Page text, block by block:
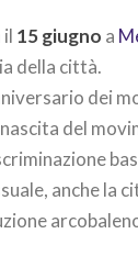
il 15 giugno a
della città.
dei
del
anche la